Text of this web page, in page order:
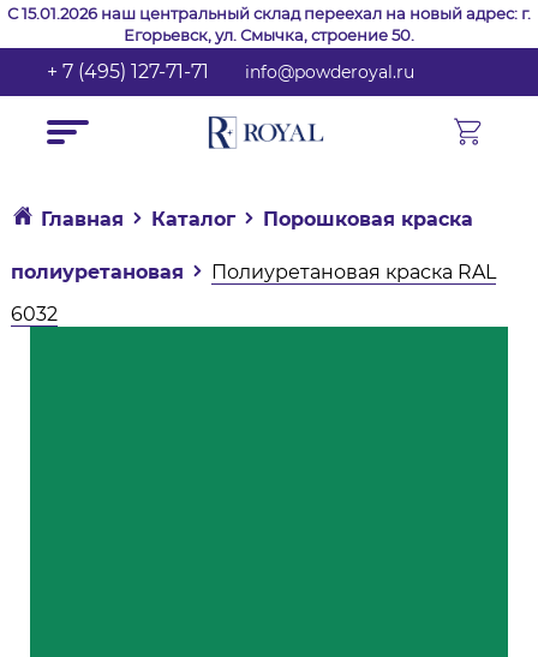
С 15.01.2026 наш центральный склад переехал на новый адрес: г.
Егорьевск, ул. Смычка, строение 50.
+ 7 (495) 127-71-71 info@powderoyal.ru
Главная Каталог Порошковая краска
полиуретановая
Полиуретановая краска RAL
6032